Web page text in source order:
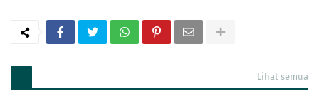
Lihat semua